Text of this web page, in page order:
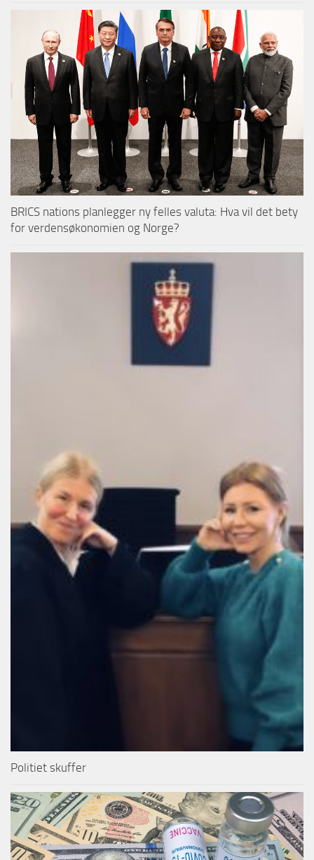
BRICS nations planlegger ny felles valuta: Hva vil det bety
for verdensøkonomien og Norge?
Politiet skuffer